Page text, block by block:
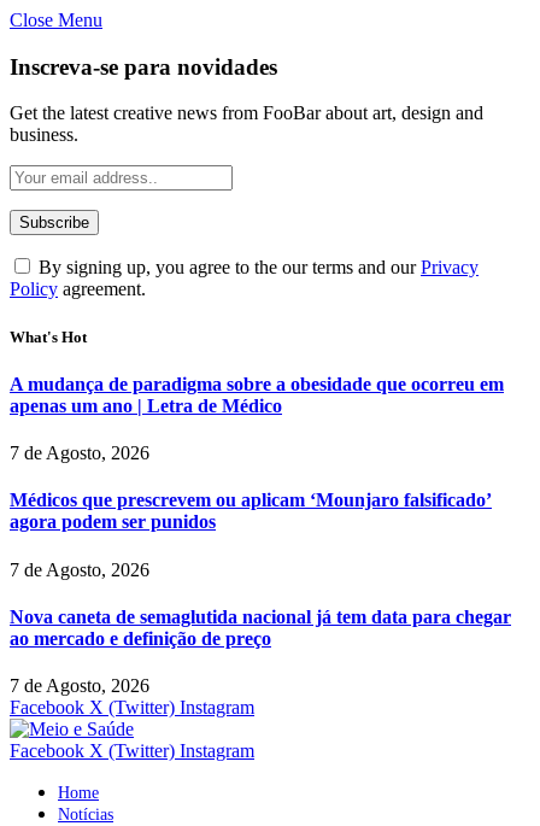
Close Menu
Inscreva-se para novidades
Get the latest creative news from FooBar about art, design and
business.
By signing up, you agree to the our terms and ourPrivacy
Policy agreement.
What's Hot
A mudança de paradigma sobre a obesidade que ocorreu em
apenas um ano | Letra de Médico
7 de Agosto, 2026
Médicos que prescrevem ou aplicam ‘Mounjaro falsificado’
agora podem ser punidos
7 de Agosto, 2026
Nova caneta de semaglutida nacional já tem data para chegar
ao mercado e definição de preço
7 de Agosto, 2026
Facebook X (Twitter) Instagram
Facebook X (Twitter) Instagram
Home
Notícias